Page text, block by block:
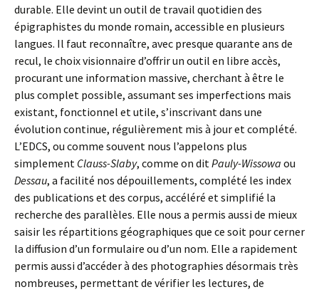
durable. Elle devint un outil de travail quotidien des
épigraphistes du monde romain, accessible en plusieurs
langues. Il faut reconnaître, avec presque quarante ans de
recul, le choix visionnaire d’offrir un outil en libre accès,
procurant une information massive, cherchant à être le
plus complet possible, assumant ses imperfections mais
existant, fonctionnel et utile, s’inscrivant dans une
évolution continue, régulièrement mis à jour et complété.
L’EDCS, ou comme souvent nous l’appelons plus
simplement Clauss-Slaby, comme on ditPauly-Wissowa ou
Dessau, a facilité nos dépouillements, complété les index
des publications et des corpus, accéléré et simplifié la
recherche des parallèles. Elle nous a permis aussi de mieux
saisir les répartitions géographiques que ce soit pour cerner
la diffusion d’un formulaire ou d’un nom. Elle a rapidement
permis aussi d’accéder à des photographies désormais très
nombreuses, permettant de vérifier les lectures, de